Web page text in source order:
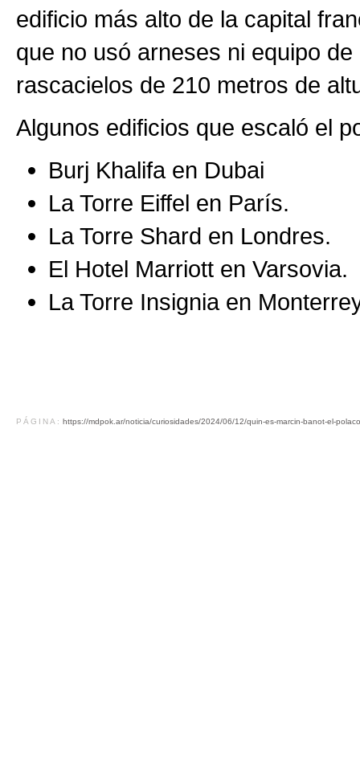
edificio más alto de la capital
que no usó arneses ni equipo
rascacielos de 210 metros de
Algunos edificios que escaló el
Burj Khalifa en Dubai
La Torre Eiffel en París.
La Torre Shard en Londres.
El Hotel Marriott en Varsovia.
La Torre Insignia en
PÁGINA: https://mdpok.ar/noticia/curiosidades/2024/06/12/quin-es-marcin-banot-el-